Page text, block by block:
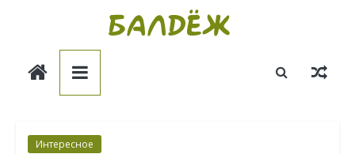
Балдёж
Интересное